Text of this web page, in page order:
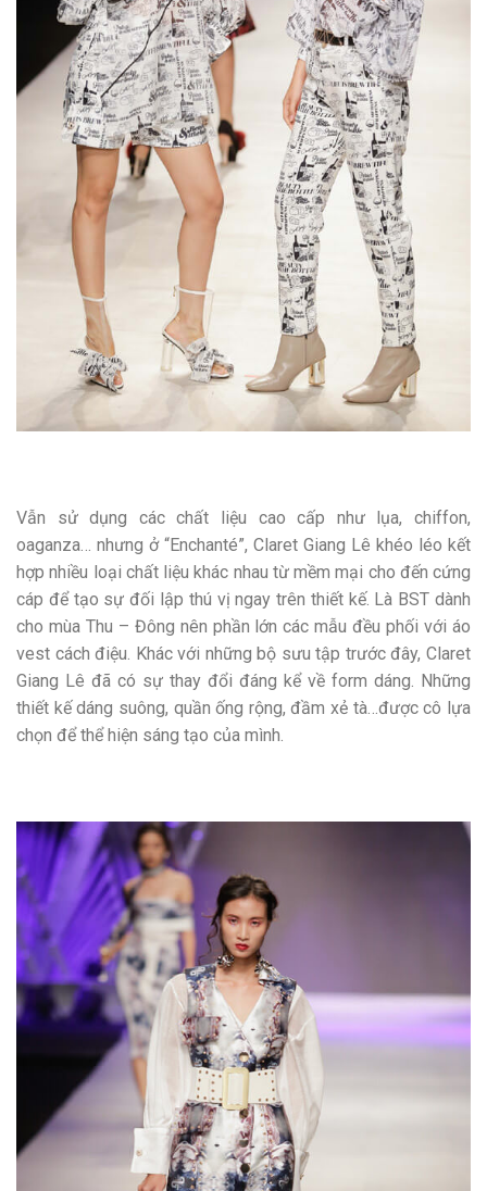
Vẫn sử dụng các chất liệu cao cấp như lụa, chiffon,
oaganza… nhưng ở “Enchanté”, Claret Giang Lê khéo léo kết
hợp nhiều loại chất liệu khác nhau từ mềm mại cho đến cứng
cáp để tạo sự đối lập thú vị ngay trên thiết kế. Là BST dành
cho mùa Thu – Đông nên phần lớn các mẫu đều phối với áo
vest cách điệu. Khác với những bộ sưu tập trước đây, Claret
Giang Lê đã có sự thay đổi đáng kể về form dáng. Những
thiết kế dáng suông, quần ống rộng, đầm xẻ tà…được cô lựa
chọn để thể hiện sáng tạo của mình.